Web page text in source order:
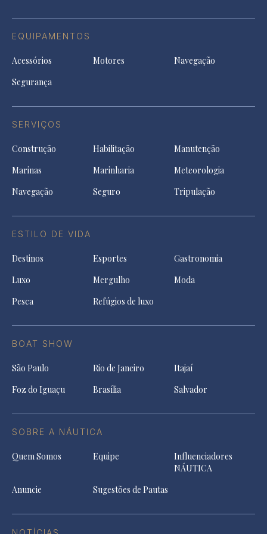
EQUIPAMENTOS
Acessórios Motores
Navegação
Segurança
SERVIÇOS
Construção Habilitação
Manutenção
Marinas
Marinharia
Meteorologia
Navegação
Seguro Tripulação
ESTILO DE VIDA
Destinos Esportes
Gastronomia
Luxo
Mergulho
Moda
Pesca
Refúgios de luxo
BOAT SHOW
São Paulo Rio de Janeiro
Itajaí
Foz do Iguaçu
Brasília Salvador
SOBRE A NÁUTICA
Quem Somos Equipe
Influenciadores
NÁUTICA
Anuncie
Sugestões de Pautas